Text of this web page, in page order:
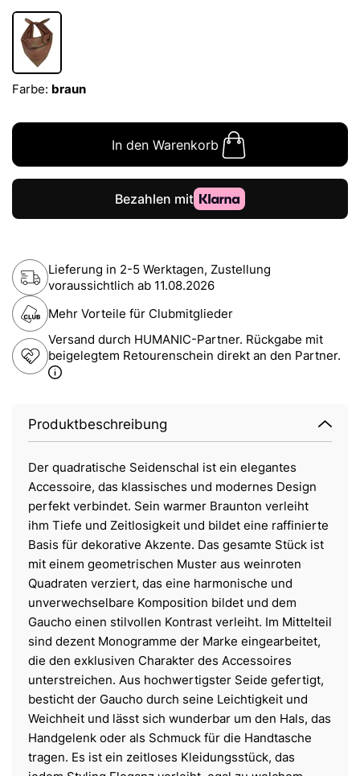
Farbe: braun
In den Warenkorb
Lieferung in 2-5 Werktagen, Zustellung
voraussichtlich ab 11.08.2026
Mehr Vorteile für Clubmitglieder
Versand durch HUMANIC-Partner. Rückgabe mit
beigelegtem Retourenschein direkt an den Partner.
Produktbeschreibung
Der quadratische Seidenschal ist ein elegantes
Accessoire, das klassisches und modernes Design
perfekt verbindet. Sein warmer Braunton verleiht
ihm Tiefe und Zeitlosigkeit und bildet eine raffinierte
Basis für dekorative Akzente. Das gesamte Stück ist
mit einem geometrischen Muster aus weinroten
Quadraten verziert, das eine harmonische und
unverwechselbare Komposition bildet und dem
Gaucho einen stilvollen Kontrast verleiht. Im Mittelteil
sind dezent Monogramme der Marke eingearbeitet,
die den exklusiven Charakter des Accessoires
unterstreichen. Aus hochwertigster Seide gefertigt,
besticht der Gaucho durch seine Leichtigkeit und
Weichheit und lässt sich wunderbar um den Hals, das
Handgelenk oder als Schmuck für die Handtasche
tragen. Es ist ein zeitloses Kleidungsstück, das